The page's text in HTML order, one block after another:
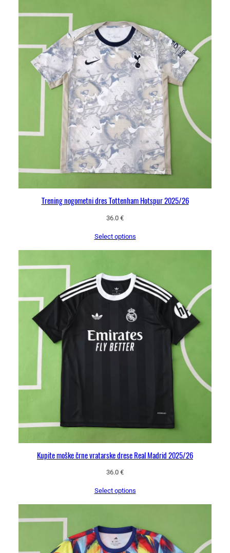
Trening nogometni dres Tottenham Hotspur 2025/26
36.0 €
Select options
Kupite moške črne vratarske drese Real Madrid 2025/26
36.0 €
Select options